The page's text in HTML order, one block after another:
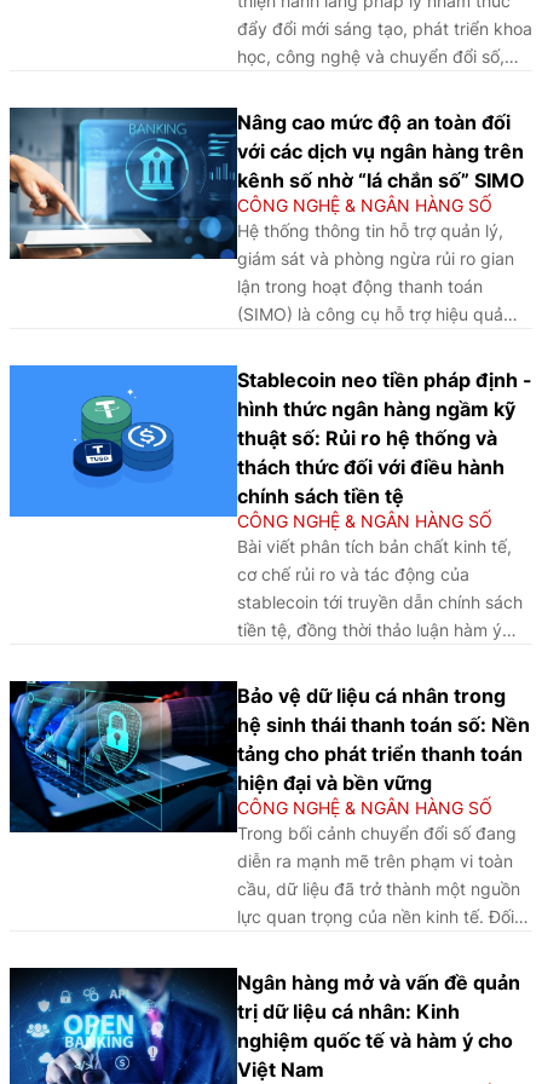
học và chia sẻ dữ liệu trong hệ sinh
thái tài chính số. Trên cơ sở đó, bài
ngân hàng, cùng một số khuyến nghị
nhằm nâng cao hiệu quả thực thi
pháp luật, bảo đảm an toàn dữ liệu
và củng cố niềm tin của khách hàng
đối với các dịch vụ ngân hàng số.
đẩy đổi mới sáng tạo, phát triển khoa
học, công nghệ và chuyển đổi số,
mạnh mẽ vào an ninh mạng, bảo mật
dữ liệu, xây dựng trung tâm giám sát
an ninh mạng và năng lực ứng phó
sự cố hiệu quả; chú trọng xây dựng
cơ sở dữ liệu dùng chung toàn
Ngành, phục vụ nâng cao chất lượng
ra quyết định dựa trên dữ liệu.
Nâng cao mức độ an toàn đối
với các dịch vụ ngân hàng trên
kênh số nhờ “lá chắn số” SIMO
CÔNG NGHỆ & NGÂN HÀNG SỐ
Hệ thống thông tin hỗ trợ quản lý,
giám sát và phòng ngừa rủi ro gian
lận trong hoạt động thanh toán
(SIMO) là công cụ hỗ trợ hiệu quả
chống gian lận, đồng thời góp phần
nâng cao mức độ an toàn và niềm tin
của người dân, doanh nghiệp đối với
các dịch vụ thanh toán trên kênh số
nói riêng và hoạt động ngân hàng nói
chung.
Stablecoin neo tiền pháp định -
hình thức ngân hàng ngầm kỹ
thuật số: Rủi ro hệ thống và
thách thức đối với điều hành
chính sách tiền tệ
CÔNG NGHỆ & NGÂN HÀNG SỐ
Bài viết phân tích bản chất kinh tế,
cơ chế rủi ro và tác động của
stablecoin tới truyền dẫn chính sách
tiền tệ, đồng thời thảo luận hàm ý
việc xây dựng khuôn khổ quản lý
phù hợp, gắn với phát triển tiền kỹ
thuật số của ngân hàng trung ương
(CBDC) và thúc đẩy đổi mới an toàn
trong hệ thống ngân hàng.
Bảo vệ dữ liệu cá nhân trong
hệ sinh thái thanh toán số: Nền
tảng cho phát triển thanh toán
hiện đại và bền vững
CÔNG NGHỆ & NGÂN HÀNG SỐ
Trong bối cảnh chuyển đổi số đang
diễn ra mạnh mẽ trên phạm vi toàn
cầu, dữ liệu đã trở thành một nguồn
lực quan trọng của nền kinh tế. Đối
đặc biệt là hoạt động thanh toán, dữ
liệu không chỉ là yếu tố hỗ trợ vận
hành hệ thống mà còn là nền tảng để
phát triển các dịch vụ tài chính số
Ngân hàng mở và vấn đề quản
trị dữ liệu cá nhân: Kinh
nghiệm quốc tế và hàm ý cho
Việt Nam